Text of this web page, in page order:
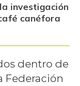
investigación
canéfora
dentro de
Federación